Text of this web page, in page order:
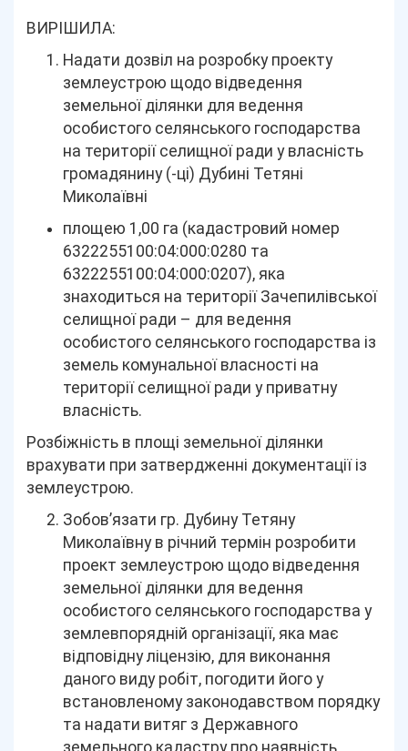
ВИРІШИЛА:
Надати дозвіл на розробку проекту
землеустрою щодо відведення
земельної ділянки для ведення
особистого селянського господарства
на території селищної ради у власність
громадянину (-ці) Дубині Тетяні
Миколаївні
площею 1,00 га (кадастровий номер
6322255100:04:000:0280 та
6322255100:04:000:0207), яка
знаходиться на території Зачепилівської
селищної ради – для ведення
особистого селянського господарства із
земель комунальної власності на
території селищної ради у приватну
власність.
Розбіжність в площі земельної ділянки
врахувати при затвердженні документації із
землеустрою.
Зобов’язати гр. Дубину Тетяну
Миколаївну в річний термін розробити
проект землеустрою щодо відведення
земельної ділянки для ведення
особистого селянського господарства у
землевпорядній організації, яка має
відповідну ліцензію, для виконання
даного виду робіт, погодити його у
встановленому законодавством порядку
та надати витяг з Державного
земельного кадастру про наявність